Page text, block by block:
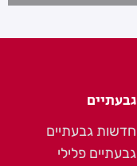
גבעתיים
חדשות גבעתיים
גבעתיים פלילי